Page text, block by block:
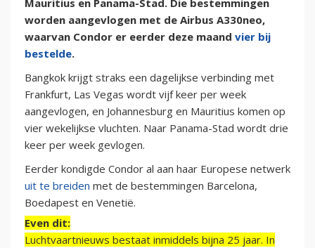
Mauritius en Panama-Stad. Die bestemmingen
worden aangevlogen met de Airbus A330neo,
waarvan Condor er eerder deze maand vier bij
bestelde.
Bangkok krijgt straks een dagelijkse verbinding met
Frankfurt, Las Vegas wordt vijf keer per week
aangevlogen, en Johannesburg en Mauritius komen op
vier wekelijkse vluchten. Naar Panama-Stad wordt drie
keer per week gevlogen.
Eerder kondigde Condor al aan haar Europese netwerk
uit te breiden met de bestemmingen Barcelona,
Boedapest en Venetië.
Even dit:
Luchtvaartnieuws bestaat inmiddels bijna 25 jaar. In